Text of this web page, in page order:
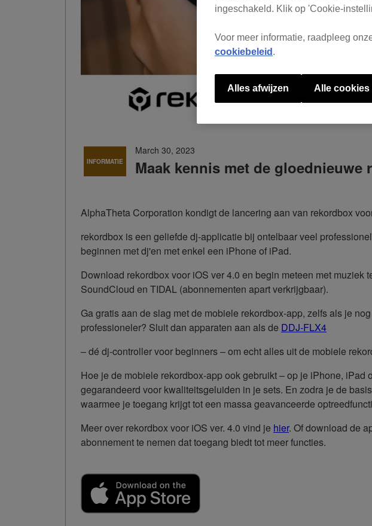
INFORMATIE
March 30, 2023
Maak kennis met de gloednieuwe
AlphaTheta Corporation kondigt de lancering aan van rekordbox
rekordbox is een geliefde dj-applicatie bij ontelbaar veel
beginnen met dj'en met enkel een iPhone of iPad.
Download rekordbox voor iOS ver 4.0 en begin meteen met
SoundCloud en TIDAL (abonnementen apart verkrijgbaar).
Ga gratis aan de slag met de mobiele rekordbox-app, zelfs als je
professioneler? Sluit dan apparaten aan als de DDJ-FLX4
– dé dj-controller voor beginners – om echt alles uit de mobiele
Hoe je de mobiele rekordbox-app ook gebruikt – op je iPhone,
gegarandeerd voor kwaliteitsgeluiden in je sets. En zodra je de
waarmee je toegang krijgt tot een massa geavanceerde
Meer over rekordbox voor iOS ver. 4.0 vind je hier. Of download de
abonnement te nemen dat toegang biedt tot meer functies.
ingeschakeld. Klik op 'Cookie-
Voor meer informatie, raadpleeg
cookiebeleid .
Alles afwijzen Alle cookies